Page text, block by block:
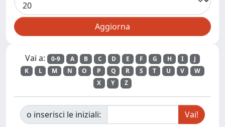
Vai a: 0-9 A B C D E F G H I
J
K
L M N O P Q R S T U V
W
X
Y Z
o inserisci le iniziali: